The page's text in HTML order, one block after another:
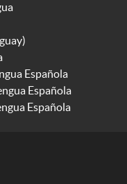
Española
Española
Española